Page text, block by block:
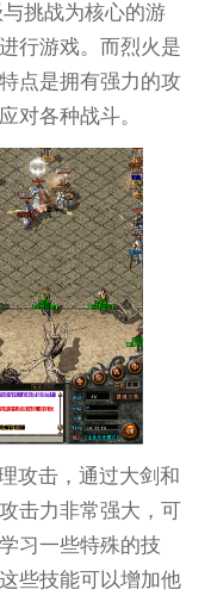
挑战为核心的游
行游戏。而烈火是
点是拥有强力的攻
对各种战斗。
攻击，通过大剑和
击力非常强大，可
习一些特殊的技
些技能可以增加他